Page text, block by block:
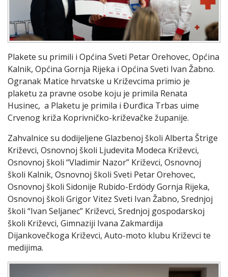
Plakete su primili i Općina Sveti Petar Orehovec, Općina
Kalnik, Općina Gornja Rijeka i Općina Sveti Ivan Žabno.
Ogranak Matice hrvatske u Križevcima primio je
plaketu za pravne osobe koju je primila Renata
Husinec, a Plaketu je primila i Đurđica Trbas uime
Crvenog križa Koprivničko-križevačke županije.
Zahvalnice su dodijeljene Glazbenoj školi Alberta Štrige
Križevci, Osnovnoj školi Ljudevita Modeca Križevci,
Osnovnoj školi “Vladimir Nazor” Križevci, Osnovnoj
školi Kalnik, Osnovnoj školi Sveti Petar Orehovec,
Osnovnoj školi Sidonije Rubido-Erdödy Gornja Rijeka,
Osnovnoj školi Grigor Vitez Sveti Ivan Žabno, Srednjoj
školi “Ivan Seljanec” Križevci, Srednjoj gospodarskoj
školi Križevci, Gimnaziji Ivana Zakmardija
Dijankovečkoga Križevci, Auto-moto klubu Križevci te
medijima.